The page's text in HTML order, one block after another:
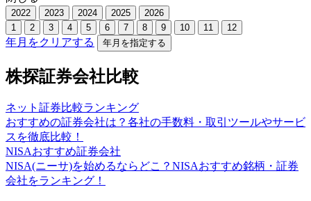
2022 2023 2024 2025
2026
1
2 3 4 5 6 7 8 9 10 11 12
年月をクリアする 年月を指定する
株探証券会社比較
ネット証券比較ランキング
おすすめの証券会社は？各社の手数料・取引ツールやサービ
スを徹底比較！
NISAおすすめ証券会社
NISA(ニーサ)を始めるならどこ？NISAおすすめ銘柄・証券
会社をランキング！